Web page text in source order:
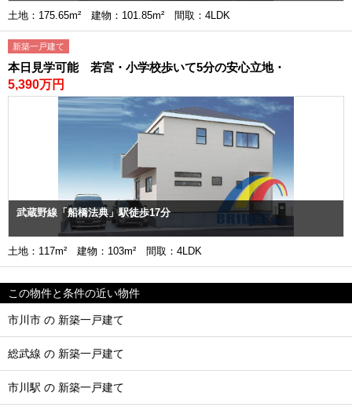
土地：175.65m² 建物：101.85m² 間取：4LDK
新築一戸建て
本日見学可能 若宮・小学校歩いて5分の安心立地・
5,390万円
武蔵野線「船橋法典」駅徒歩17分
土地：117m² 建物：103m² 間取：4LDK
この物件と条件の近い物件
市川市 の 新築一戸建て
総武線 の 新築一戸建て
市川駅 の 新築一戸建て